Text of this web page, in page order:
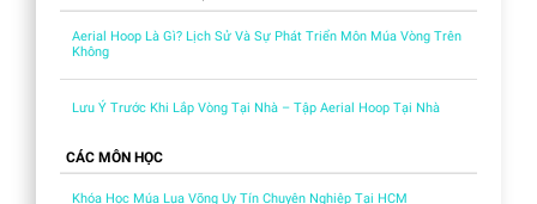
Aerial Hoop Là Gì? Lịch Sử Và Sự Phát Triển Môn Múa Vòng Trên
Không
Lưu Ý Trước Khi Lắp Vòng Tại Nhà – Tập Aerial Hoop Tại Nhà
CÁC MÔN HỌC
Khóa Học Múa Lụa Võng Uy Tín Chuyên Nghiệp Tại HCM